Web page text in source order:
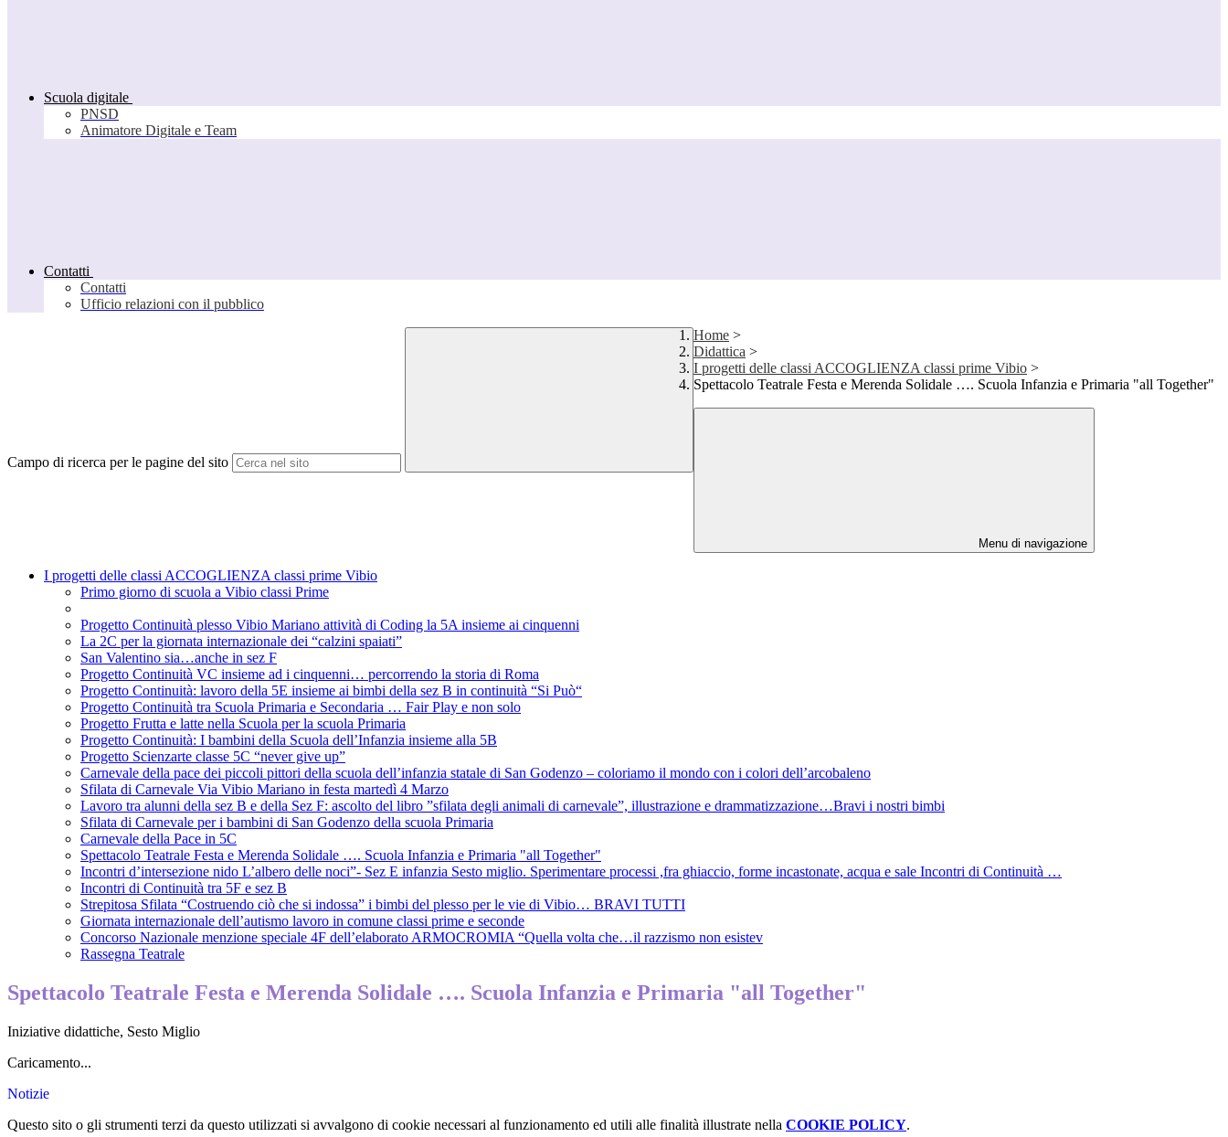
Scuola digitale
PNSD
Animatore Digitale e Team
Contatti
Contatti
Ufficio relazioni con il pubblico
Campo di ricerca per le pagine del sito
Home >
Didattica >
I progetti delle classi ACCOGLIENZA classi prime Vibio >
Spettacolo Teatrale Festa e Merenda Solidale …. Scuola Infanzia e Primaria "all Together"
Menu di navigazione
I progetti delle classi ACCOGLIENZA classi prime Vibio
Primo giorno di scuola a Vibio classi Prime
Progetto Continuità plesso Vibio Mariano attività di Coding la 5A insieme ai cinquenni
La 2C per la giornata internazionale dei “calzini spaiati”
San Valentino sia…anche in sez F
Progetto Continuità VC insieme ad i cinquenni… percorrendo la storia di Roma
Progetto Continuità: lavoro della 5E insieme ai bimbi della sez B in continuità “Si Può“
Progetto Continuità tra Scuola Primaria e Secondaria … Fair Play e non solo
Progetto Frutta e latte nella Scuola per la scuola Primaria
Progetto Continuità: I bambini della Scuola dell’Infanzia insieme alla 5B
Progetto Scienzarte classe 5C “never give up”
Carnevale della pace dei piccoli pittori della scuola dell’infanzia statale di San Godenzo – coloriamo il mondo con i colori dell’arcobaleno
Sfilata di Carnevale Via Vibio Mariano in festa martedì 4 Marzo
Lavoro tra alunni della sez B e della Sez F: ascolto del libro ”sfilata degli animali di carnevale”, illustrazione e drammatizzazione…Bravi i nostri bimbi
Sfilata di Carnevale per i bambini di San Godenzo della scuola Primaria
Carnevale della Pace in 5C
Spettacolo Teatrale Festa e Merenda Solidale …. Scuola Infanzia e Primaria "all Together"
Incontri d’intersezione nido L’albero delle noci”- Sez E infanzia Sesto miglio. Sperimentare processi ,fra ghiaccio, forme incastonate, acqua e sale Incontri di Continuità …
Incontri di Continuità tra 5F e sez B
Strepitosa Sfilata “Costruendo ciò che si indossa” i bimbi del plesso per le vie di Vibio… BRAVI TUTTI
Giornata internazionale dell’autismo lavoro in comune classi prime e seconde
Concorso Nazionale menzione speciale 4F dell’elaborato ARMOCROMIA “Quella volta che…il razzismo non esistev
Rassegna Teatrale
Spettacolo Teatrale Festa e Merenda Solidale …. Scuola Infanzia e Primaria "all Together"
Iniziative didattiche, Sesto Miglio
Caricamento...
Notizie
Questo sito o gli strumenti terzi da questo utilizzati si avvalgono di cookie necessari al funzionamento ed utili alle finalità illustrate nella COOKIE POLICY.